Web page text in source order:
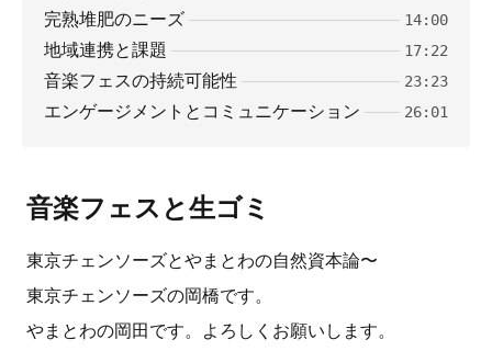
完熟堆肥のニーズ 14:00
地域連携と課題 17:22
音楽フェスの持続可能性 23:23
エンゲージメントとコミュニケーション 26:01
音楽フェスと生ゴミ
東京チェンソーズとやまとわの自然資本論〜
東京チェンソーズの岡橋です。
やまとわの岡田です。よろしくお願いします。